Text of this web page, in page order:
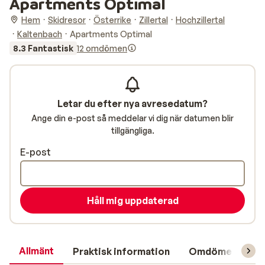
Hem Skidresor Österrike Zillertal
Hochzillertal
Kaltenbach
Apartments Optimal
8.3 Fantastisk 12 omdömen
Allmänt Praktisk information Omdömen
Letar du efter nya avresedatum?
Ange din e-post så meddelar vi dig när datumen blir
tillgängliga.
E-post
Håll mig uppdaterad